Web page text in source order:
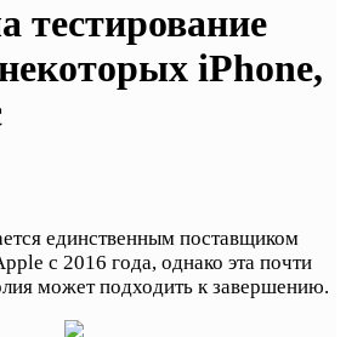
тестирование
iPhone,
единственным поставщиком
с 2016 года, однако эта почти
может подходить к завершению.